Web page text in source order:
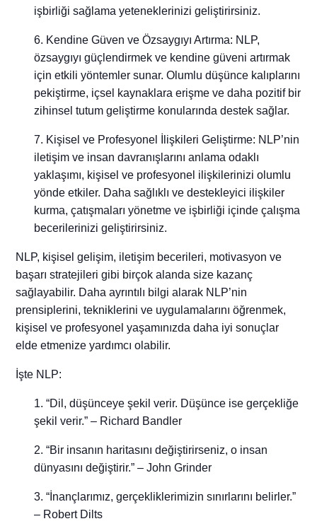
işbirliği sağlama yeteneklerinizi geliştirirsiniz.
Kendine Güven ve Özsaygıyı Artırma: NLP,
özsaygıyı güçlendirmek ve kendine güveni artırmak
için etkili yöntemler sunar. Olumlu düşünce kalıplarını
pekiştirme, içsel kaynaklara erişme ve daha pozitif bir
zihinsel tutum geliştirme konularında destek sağlar.
Kişisel ve Profesyonel İlişkileri Geliştirme: NLP’nin
iletişim ve insan davranışlarını anlama odaklı
yaklaşımı, kişisel ve profesyonel ilişkilerinizi olumlu
yönde etkiler. Daha sağlıklı ve destekleyici ilişkiler
kurma, çatışmaları yönetme ve işbirliği içinde çalışma
becerilerinizi geliştirirsiniz.
NLP, kişisel gelişim, iletişim becerileri, motivasyon ve
başarı stratejileri gibi birçok alanda size kazanç
sağlayabilir. Daha ayrıntılı bilgi alarak NLP’nin
prensiplerini, tekniklerini ve uygulamalarını öğrenmek,
kişisel ve profesyonel yaşamınızda daha iyi sonuçlar
elde etmenize yardımcı olabilir.
İşte NLP:
“Dil, düşünceye şekil verir. Düşünce ise gerçekliğe
şekil verir.” – Richard Bandler
“Bir insanın haritasını değiştirirseniz, o insan
dünyasını değiştirir.” – John Grinder
“İnançlarımız, gerçekliklerimizin sınırlarını belirler.”
– Robert Dilts